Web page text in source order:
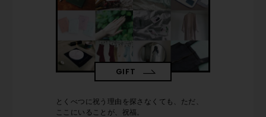
GIFT
とくべつに祝う理由を探さなくても、ただ、
ここにいることが、祝福。